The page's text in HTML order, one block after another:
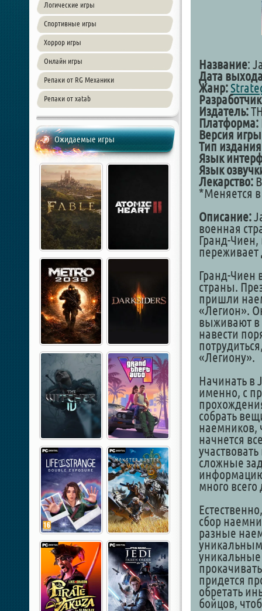
Логические игры
Спортивные игры
Хоррор игры
Онлайн игры
Репаки от RG Механики
Репаки от xatab
Ожидаемые игры
Название:
Дата
Жанр:
Разработчик
Издатель:
Платформа:
Версия
Тип
Язык
Язык
Лекарство:
*Меняется
Описание:
военная
Гранд-Чиен,
Гранд-Чиен
страны.
пришли
«Легион».
выживают в
навести
«Легиону».
Начинать в
именно, с
собрать
наемников,
начнется
сложные
информацию
много всего
сбор
разные
уникальные
придется
обретать
бойцов,